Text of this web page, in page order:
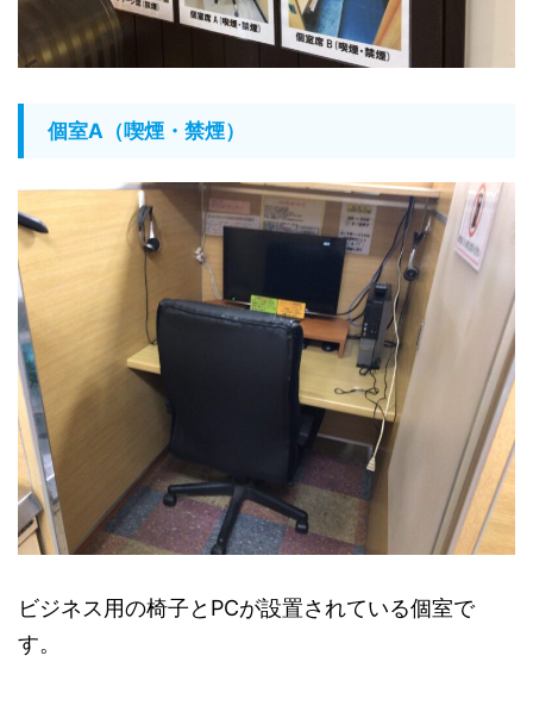
個室A（喫煙・禁煙）
ビジネス用の椅子とPCが設置されている個室で
す。